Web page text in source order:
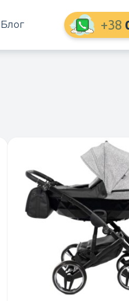
Блог +38